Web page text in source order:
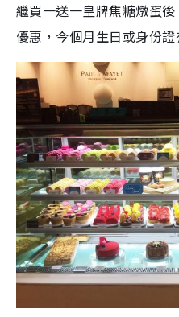
繼買一送一皇牌焦糖燉蛋
優惠，今個月生日或身份